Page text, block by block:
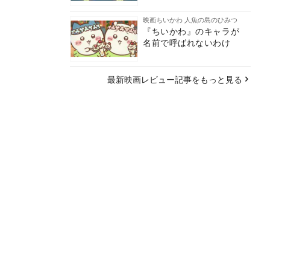
映画ちいかわ 人魚の島のひみつ
『ちいかわ』のキャラが
名前で呼ばれないわけ
最新映画レビュー記事をもっと見る